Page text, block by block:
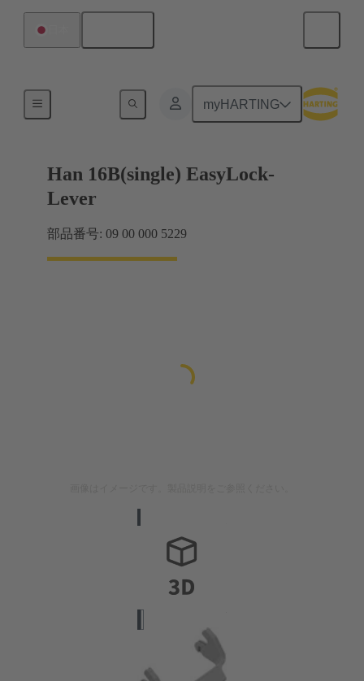
myHARTING
ロックシステム
Han 16B(single) EasyLock-
Lever
部品番号: 09 00 000 5229